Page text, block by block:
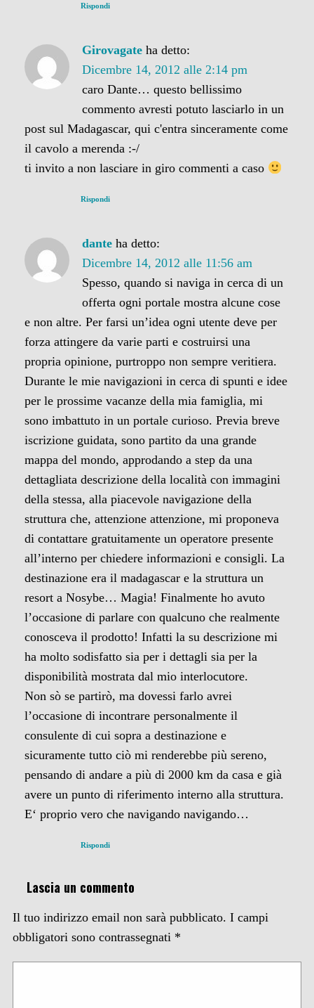
Rispondi
Girovagate ha detto:
Dicembre 14, 2012 alle 2:14 pm
caro Dante… questo bellissimo
commento avresti potuto lasciarlo in un
post sul Madagascar, qui c'entra sinceramente come
il cavolo a merenda :-/
ti invito a non lasciare in giro commenti a caso
Rispondi
dante ha detto:
Dicembre 14, 2012 alle 11:56 am
Spesso, quando si naviga in cerca di un
offerta ogni portale mostra alcune cose
e non altre. Per farsi un’idea ogni utente deve per
forza attingere da varie parti e costruirsi una
propria opinione, purtroppo non sempre veritiera.
Durante le mie navigazioni in cerca di spunti e idee
per le prossime vacanze della mia famiglia, mi
sono imbattuto in un portale curioso. Previa breve
iscrizione guidata, sono partito da una grande
mappa del mondo, approdando a step da una
dettagliata descrizione della località con immagini
della stessa, alla piacevole navigazione della
struttura che, attenzione attenzione, mi proponeva
di contattare gratuitamente un operatore presente
all’interno per chiedere informazioni e consigli. La
destinazione era il madagascar e la struttura un
resort a Nosybe… Magia! Finalmente ho avuto
l’occasione di parlare con qualcuno che realmente
conosceva il prodotto! Infatti la su descrizione mi
ha molto sodisfatto sia per i dettagli sia per la
disponibilità mostrata dal mio interlocutore.
Non sò se partirò, ma dovessi farlo avrei
l’occasione di incontrare personalmente il
consulente di cui sopra a destinazione e
sicuramente tutto ciò mi renderebbe più sereno,
pensando di andare a più di 2000 km da casa e già
avere un punto di riferimento interno alla struttura.
E‘ proprio vero che navigando navigando…
Rispondi
Lascia un commento
Il tuo indirizzo email non sarà pubblicato. I campi
obbligatori sono contrassegnati *